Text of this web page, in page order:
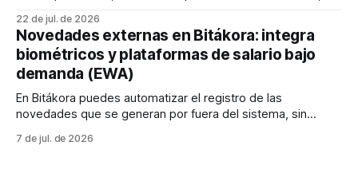
días) o con jornada laboral de 360 días. 💡Cuando una
incapacidad, licencia de paternidad o maternidad cubre el
día 31, este se pagará en
22 de jul. de 2026
Novedades externas en Bitákora: integra
biométricos y plataformas de salario bajo
demanda (EWA)
En Bitákora puedes automatizar el registro de las
novedades que se generan por fuera del sistema, sin
equipo de nómina. 🚀 Existen dos grandes fuentes de estas
7 de jul. de 2026